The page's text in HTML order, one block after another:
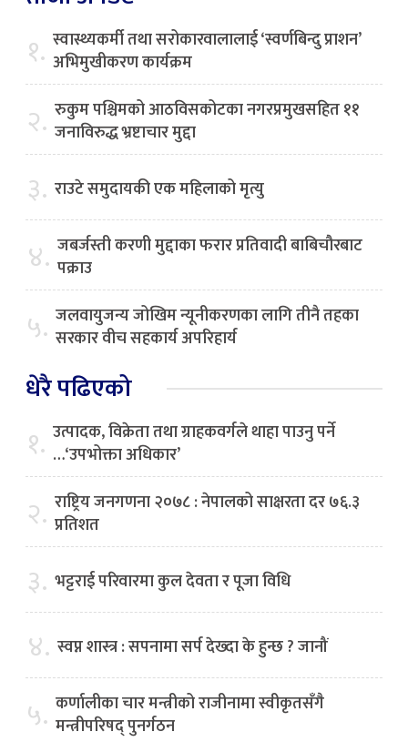
१. स्वास्थ्यकर्मी तथा सरोकारवालालाई ‘स्वर्णबिन्दु प्राशन’
अभिमुखीकरण कार्यक्रम
२. रुकुम पश्चिमको आठविसकोटका नगरप्रमुखसहित ११
जनाविरुद्ध भ्रष्टाचार मुद्दा
३. राउटे समुदायकी एक महिलाको मृत्यु
४. जबर्जस्ती करणी मुद्दाका फरार प्रतिवादी बाबिचौरबाट
पक्राउ
५. जलवायुजन्य जोखिम न्यूनीकरणका लागि तीनै तहका
सरकार वीच सहकार्य अपरिहार्य
धेरै पढिएको
१. उत्पादक, विक्रेता तथा ग्राहकवर्गले थाहा पाउनु पर्ने
…‘उपभोक्ता अधिकार’
२. राष्ट्रिय जनगणना २०७८ : नेपालको साक्षरता दर ७६.३
प्रतिशत
३. भट्टराई परिवारमा कुल देवता र पूजा विधि
४. स्वप्न शास्त्र : सपनामा सर्प देख्दा के हुन्छ ? जानौं
५. कर्णालीका चार मन्त्रीको राजीनामा स्वीकृतसँगै
मन्त्रीपरिषद् पुनर्गठन